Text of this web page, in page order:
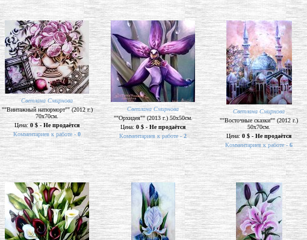
Светлана Смирнова
""Винтажный натюрморт"" (2012 г.)
70х70см.
Цена:0 $ - Не продаётся
Комментариев к работе - 0
Светлана Смирнова
""Орхидея"" (2013 г.) 50х50см.
Цена: 0 $ - Не продаётся
Комментариев к работе - 2
Светлана Смирнова
""Восточные сказки"" (2012 г.)
50х70см.
Цена: 0 $ - Не продаётся
Комментариев к работе - 6